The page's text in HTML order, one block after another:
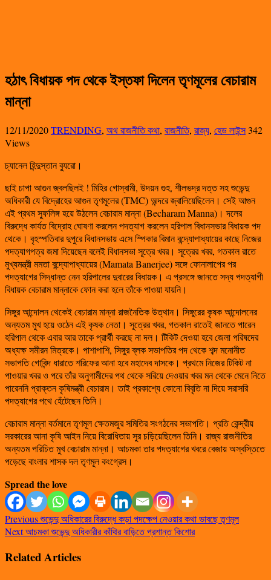
হঠাৎ বিধায়ক পদ থেকে ইস্তফা দিলেন তৃণমূলের বেচারাম
মান্না
12/11/2020TRENDING, অথ রাজনীতি কথা, রাজনীতি, রাজ্য, হেড লাইন্স342
Views
চ্যানেল হিন্দুস্তান ব্যুরো।
ছাই চাপা আগুন জ্বলছিলই ! মিহির গোস্বামী, উদয়ন গুহ, শীলভদ্র দত্ত সহ শুভেন্দু
অধিকারী যে বিদ্রোহের আগুন তৃণমূলের (TMC) অন্দরে জ্বালিয়েছিলেন। সেই আগুন
এই প্রথম স্ফুলিঙ্গ হয়ে উঠলেন বেচারাম মান্না (Becharam Manna)। দলের
বিরুদ্ধে কার্যত বিদ্রোহ ঘোষণা করলেন পদত্যাগ করলেন হরিপাল বিধানসভার বিধায়ক পদ
থেকে। বৃহস্পতিবার দুপুরে বিধানসভায় এসে স্পিকার বিমান বন্দ্যোপাধ্যায়ের কাছে নিজের
পদত্যাগপত্র জমা দিয়েছেন বলেই বিধানসভা সূত্রে খবর। সূত্রের খবর, গতকাল রাতে
মুখ্যমন্ত্রী মমতা বন্দ্যোপাধ্যায়ের (Mamata Banerjee) সঙ্গে ফোনালাপের পর
পদত্যাগের সিদ্ধান্ত নেন হরিপালের দুবারের বিধায়ক। এ প্রসঙ্গে জানতে সদ্য পদত্যাগী
বিধায়ক বেচারাম মান্নাকে ফোন করা হলে তাঁকে পাওয়া যায়নি।
সিঙ্গুর আন্দোলন থেকেই বেচারাম মান্না রাজনৈতিক উত্থান। সিঙ্গুরের কৃষক আন্দোলনের
অন্যতম মুখ হয়ে ওঠেন এই কৃষক নেতা। সূত্রের খবর, গতকাল রাতেই জানতে পারেন
হরিপাল থেকে এবার আর তাকে প্রার্থী করছে না দল। টিকিট দেওয়া হবে জেলা পরিষদের
অধ্যক্ষ সমীরন মিত্রকে। পাশাপাশি, সিঙ্গুর ব্লক সভাপতির পদ থেকে শব্দ মনোনীত
সভাপতি গোবিন্দ ধারাতে শরিফের আনা হবে মহাদেব দাসকে। প্রথমে নিজের টিকিট না
পাওয়ার খবর ও পরে তাঁর অনুগামীদের পথ থেকে সরিয়ে দেওয়ার খবর মন থেকে মেনে নিতে
পারেননি প্রাক্তন কৃষিমন্ত্রী বেচারাম। তাই প্রকাশ্যে কোনো বিবৃতি না দিয়ে সরাসরি
পদত্যাগের পথে হেঁটেছেন তিনি।
বেচারাম মান্না বর্তমানে তৃণমূল ক্ষেতমজুর সমিতির সংগঠনের সভাপতি। প্রতি কেন্দ্রীয়
সরকারের আনা কৃষি আইন নিয়ে বিরোধিতায় সুর চড়িয়েছিলেন তিনি। রাজ্য রাজনীতির
অন্যতম পরিচিত মুখ বেচারাম মান্না। আচমকা তার পদত্যাগের খবরে বেজায় অস্বস্তিতে
পড়েছে বাংলার শাসক দল তৃণমূল কংগ্রেস।
Spread the love
Previousশুভেন্দু অধিকারের বিরুদ্ধে কড়া পদক্ষেপ নেওয়ার কথা ভাবছে তৃণমূল
Nextআচমকা শুভেন্দু অধিকারীর কাঁথির বাড়িতে প্রশান্ত কিশোর
Related Articles